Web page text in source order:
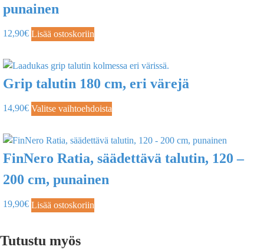
punainen
12,90€ Lisää ostoskoriin
Grip talutin 180 cm, eri värejä
14,90€ Valitse vaihtoehdoista
FinNero Ratia, säädettävä talutin, 120 –
200 cm, punainen
19,90€ Lisää ostoskoriin
Tutustu myös